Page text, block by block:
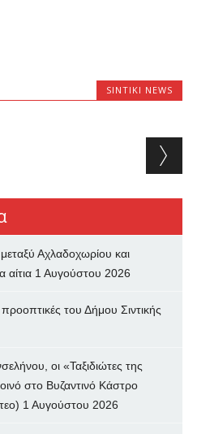
SINTIKI NEWS
Αχλαδοχωρίου και
αίτια 1 Αυγούστου 2026
του Δήμου Σιντικής
οι «Ταξιδιώτες της
στο Βυζαντινό Κάστρο
1 Αυγούστου 2026